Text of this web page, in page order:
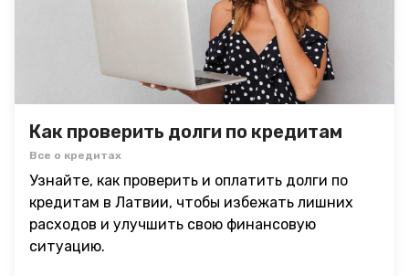
Как проверить долги по кредитам
Все о кредитах
Узнайте, как проверить и оплатить долги по
кредитам в Латвии, чтобы избежать лишних
расходов и улучшить свою финансовую
ситуацию.